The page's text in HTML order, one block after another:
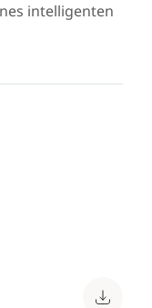
intelligenten